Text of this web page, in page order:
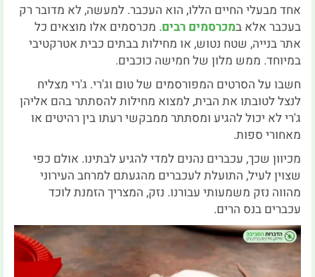
אחד מבעלי החיים הללו, הוא העכבר. למעשה, לא מדובר רק
בעכבר אלא במכרסמים רבים. מכרסמים אלו מוצאים כל
אתר בנייה, שטח נטוש, או מחילות בבתים כבית אטרקטיבי
במיוחד. ממש מלון של חמישה כוכבים.
חשבו על הסרטים המפורסמים של טום וג'רי. ג'רי מצליח
לנצל לטובתו את הבית, למצוא מחילות להסתתר בהם אליהן
ג'רי לא יכול להגיע ומסתתר ממבקשי רעתו בין רהיטים או
מאחורי ספות.
מכיוון שכך, עכברים נהנים למדי להגיע לבתינו. אולם כפי
שצוין לעיל, התועלת לעכברים מהגעתם למרחב העירוני
מהווה נזק משמעותי עבורנו. נזק, המצריך הזמנת לוכד
עכברים בנס הרים.